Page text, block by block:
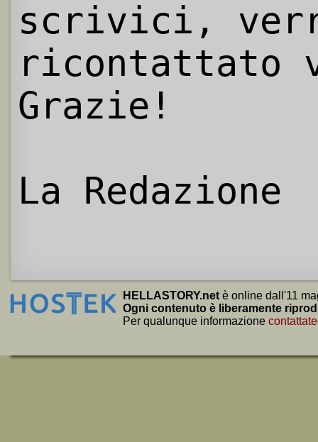
scrivici,
ricontattato
Grazie!
La Redazione
HELLASTORY.net è online dall'11
Ogni contenuto è liberamente
Per qualunque informazione